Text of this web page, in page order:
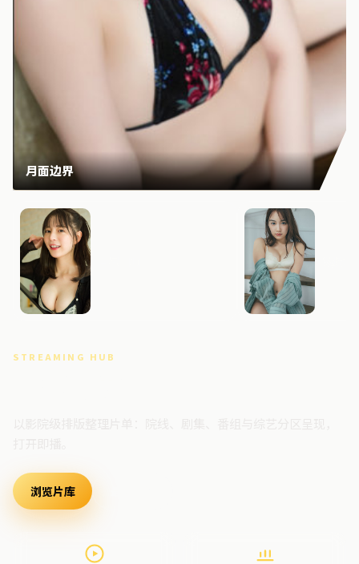
STREAMING HUB
浏览片库
月面边界